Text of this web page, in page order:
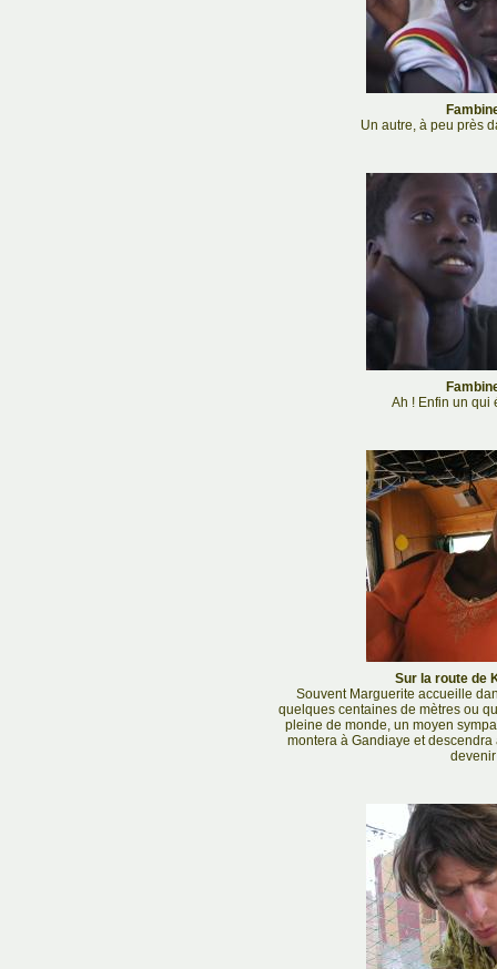
Un autre, à peu près
Ah ! Enfin un qui
Sur la route de
Souvent Marguerite accueille
quelques centaines de mètres ou
pleine de monde, un moyen
montera à Gandiaye et